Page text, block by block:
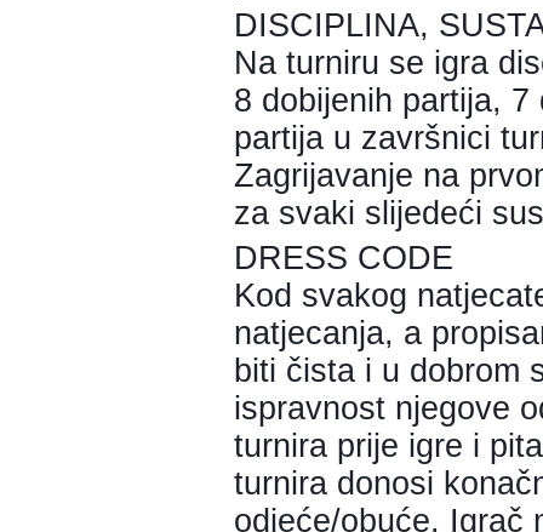
DISCIPLINA,
Na turniru se igra
8 dobijenih partija,
partija u završnici
Zagrijavanje na
za svaki slijedeći
DRESS CODE
Kod svakog
natjecanja, a
biti čista i u dobrom
ispravnost njegove
turnira prije igre i
turnira donosi
odjeće/obuće. Igrač